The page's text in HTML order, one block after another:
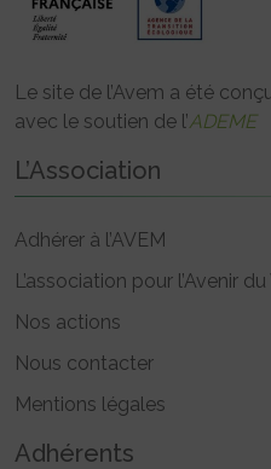
Le site de l’Avem a été
avec le soutien de l’ADEME
L’Association
Adhérer à l’AVEM
L’association pour l’Avenir
Nos actions
Nous contacter
Mentions légales
Adhérents